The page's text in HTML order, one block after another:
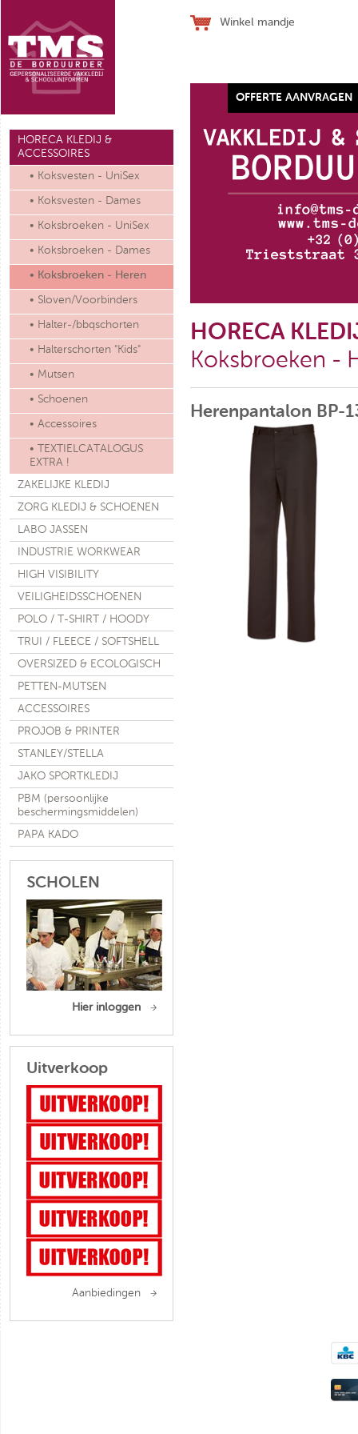
Winkel mandje
HORECA KLEDIJ &
ACCESSOIRES
• Koksvesten - UniSex
• Koksvesten - Dames
• Koksbroeken - UniSex
• Koksbroeken - Dames
• Koksbroeken - Heren
• Sloven/Voorbinders
• Halter-/bbqschorten
• Halterschorten "Kids"
• Mutsen
• Schoenen
• Accessoires
• TEXTIELCATALOGUS
EXTRA !
ZAKELIJKE KLEDIJ
ZORG KLEDIJ & SCHOENEN
LABO JASSEN
INDUSTRIE WORKWEAR
HIGH VISIBILITY
VEILIGHEIDSSCHOENEN
POLO / T-SHIRT / HOODY
TRUI / FLEECE / SOFTSHELL
OVERSIZED & ECOLOGISCH
PETTEN-MUTSEN
ACCESSOIRES
PROJOB & PRINTER
STANLEY/STELLA
JAKO SPORTKLEDIJ
PBM (persoonlijke
beschermingsmiddelen)
PAPA KADO
SCHOLEN
Hier inloggen
Uitverkoop
Aanbiedingen
OFFERTE AANVRAGEN
Werkhandschoen SJ ALLFLEX
HORECA
Koksbroeken -
Herenpantalon BP-